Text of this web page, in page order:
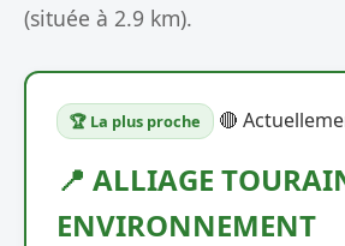
(située à 2.9 km).
🏆 La plus proche 🔴
📍 ALLIAGE
ENVIRONNEMENT